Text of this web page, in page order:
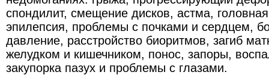
спондилит, смещение дисков, астма,
эпилепсия, проблемы с почками и сердцем,
давление, расстройство биоритмов, загиб
желудком и кишечником, понос, запоры,
закупорка пазух и проблемы с глазами.